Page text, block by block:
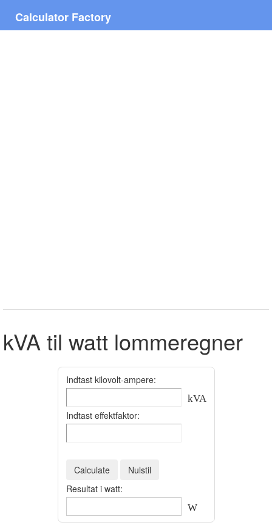
Calculator Factory
kVA til watt lommeregner
Indtast kilovolt-ampere:
kVA
Indtast effektfaktor:
Resultat i watt:
W